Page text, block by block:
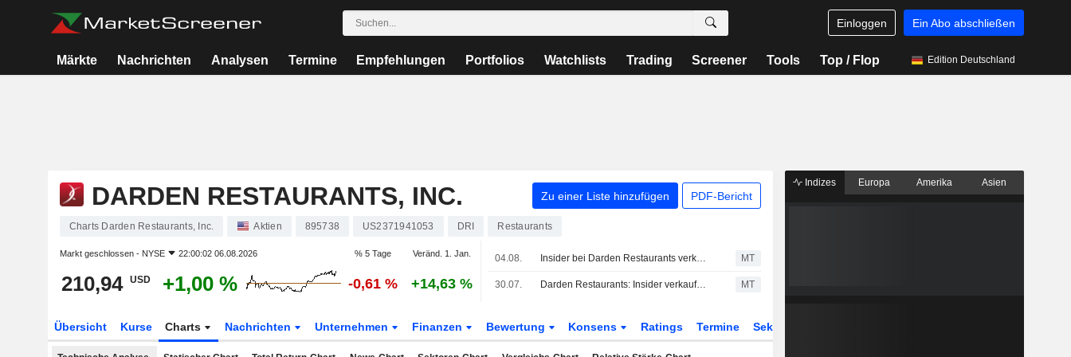
Einloggen Ein Abo abschließen
Märkte Nachrichten Analysen Termine Empfehlungen Portfolios Watchlists Trading Screener Tools Top / Flop Edition Deutschland
DARDEN RESTAURANTS, INC. Zu einer Liste hinzufügen PDF-Bericht
Charts Darden Restaurants, Inc. Aktien 895738 US2371941053 DRI Restaurants
Markt geschlossen - NYSE 22:00:02 06.08.2026 % 5 Tage Veränd. 1. Jan.
210,94 USD +1,00 % -0,61 % +14,63 %
04.08. Insider bei Darden Restaurants verkauft Aktien im Wert von 317.560 USD, laut jüngster SEC-Meldung MT
30.07. Darden Restaurants: Insider verkaufte laut aktueller SEC-Meldung Aktien im Wert von 8.181.504 USD MT
Übersicht Kurse Charts Nachrichten Unternehmen Finanzen Bewertung Konsens Ratings Termine Sektor
Indizes Europa Amerika Asien